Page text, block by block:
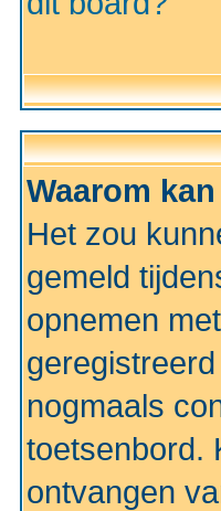
Waarom
Het zou
gemeld
opnemen
nogmaals
toetsenbord.
ontvangen